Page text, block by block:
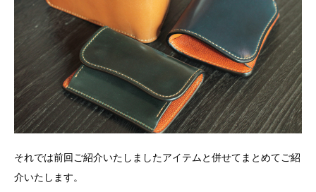
それでは前回ご紹介いたしましたアイテムと併せてまとめてご紹
介いたします。